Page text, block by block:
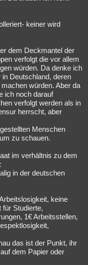
keiner wird
dem Deckmantel der
verfolgt die vor allem
würden. Da denke ich
Deutschland, deren
würden. Aber da
ich noch darauf
verfolgt werden als in
herrscht, aber
Menschen
zu schauen.
im verhältnis zu dem
in der deutschen
keine
für Studierte,
1€ Arbeitsstellen,
das ist der Punkt, ihr
dem Papier oder